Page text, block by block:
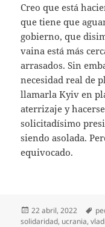
Creo que está
que tiene que
gobierno, que
vaina está más
arrasados. Sin
necesidad real de
llamarla Kyiv en
aterrizaje y
solicitadísimo
siendo asolada.
equivocado.
Publicado
el
22 abril, 2022
solidaridad, ucrania,